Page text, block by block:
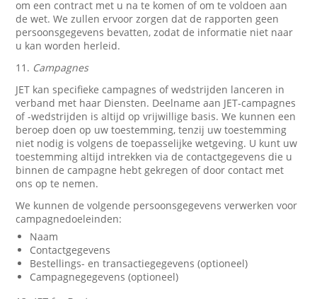
om een contract met u na te komen of om te voldoen aan
de wet. We zullen ervoor zorgen dat de rapporten geen
persoonsgegevens bevatten, zodat de informatie niet naar
u kan worden herleid.
11. Campagnes
JET kan specifieke campagnes of wedstrijden lanceren in
verband met haar Diensten. Deelname aan JET-campagnes
of -wedstrijden is altijd op vrijwillige basis. We kunnen een
beroep doen op uw toestemming, tenzij uw toestemming
niet nodig is volgens de toepasselijke wetgeving. U kunt uw
toestemming altijd intrekken via de contactgegevens die u
binnen de campagne hebt gekregen of door contact met
ons op te nemen.
We kunnen de volgende persoonsgegevens verwerken voor
campagnedoeleinden:
Naam
Contactgegevens
Bestellings- en transactiegegevens (optioneel)
Campagnegegevens (optioneel)